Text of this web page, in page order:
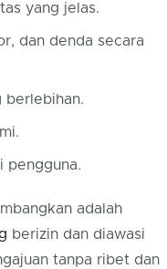
yang jelas.
dan denda secara
berlebihan.
pengguna.
adalah
berizin dan diawasi
tanpa ribet dan